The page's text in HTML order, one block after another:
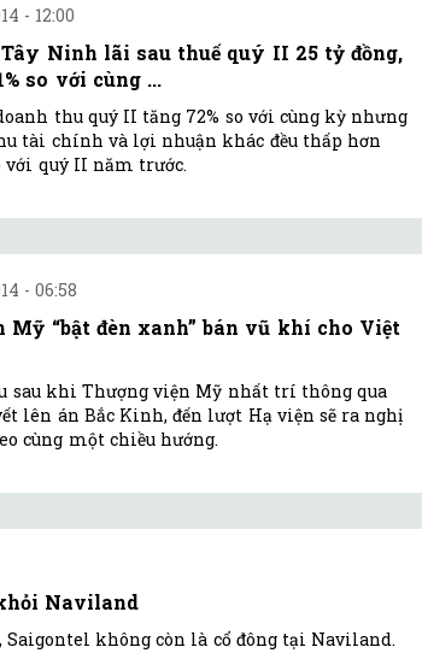
- 12:00
Tây Ninh lãi sau thuế quý II 25 tỷ đồng,
so với cùng ...
thu quý II tăng 72% so với cùng kỳ nhưng
tài chính và lợi nhuận khác đều thấp hơn
với quý II năm trước.
- 06:58
Mỹ “bật đèn xanh” bán vũ khí cho Việt
sau khi Thượng viện Mỹ nhất trí thông qua
lên án Bắc Kinh, đến lượt Hạ viện sẽ ra nghị
cùng một chiều hướng.
Naviland
không còn là cổ đông tại Naviland.